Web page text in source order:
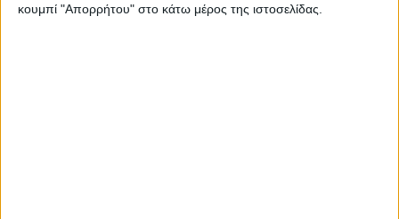
κουμπί "Απορρήτου" στο κάτω μέρος της ιστοσελίδας.